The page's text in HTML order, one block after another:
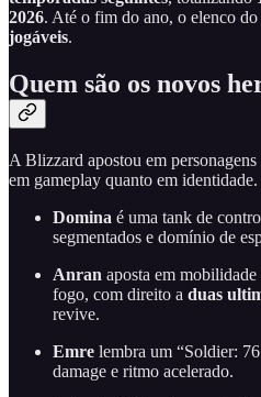
2026. Até o fim do ano, o elenco do
jogáveis.
Quem são os novos
A Blizzard apostou em
em gameplay quanto em identidade.
Domina é uma tank de
segmentados e domínio de
Anran aposta em mobilidade
fogo, com direito a duas
revive.
Emre lembra um “Soldier:
damage e ritmo acelerado.